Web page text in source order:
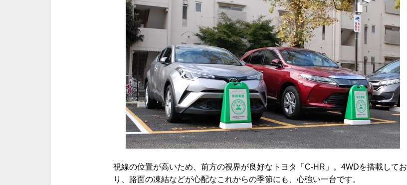
視線の位置が高いため、前方の視界が良好なトヨタ「C-HR」。4WDを搭載してお
り、路面の凍結などが心配なこれからの季節にも、心強い一台です。